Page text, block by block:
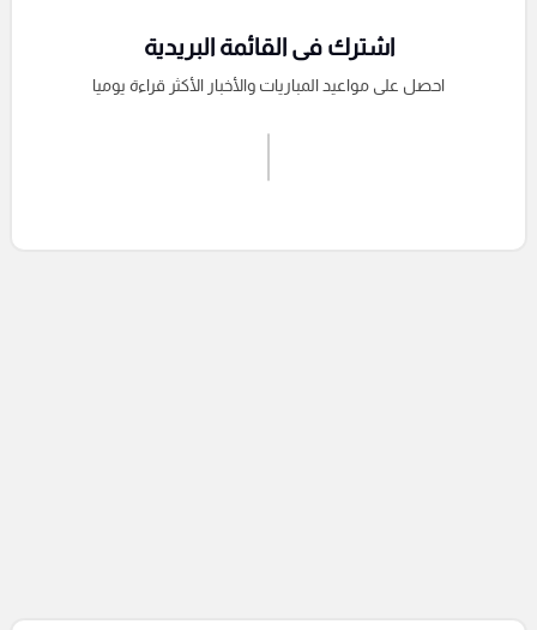
اشترك فى القائمة البريدية
احصل على مواعيد المباريات والأخبار الأكثر قراءة يوميا